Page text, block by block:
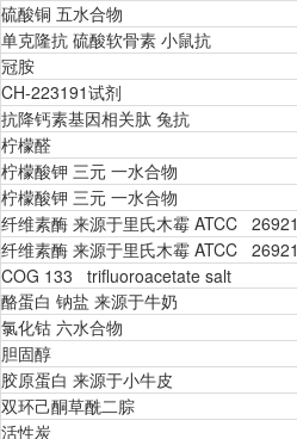
硫酸铜 五水合物
单克隆抗 硫酸软骨素 小鼠抗
冠胺
CH-223191试剂
抗降钙素基因相关肽 兔抗
柠檬醛
柠檬酸钾 三元 一水合物
柠檬酸钾 三元 一水合物
纤维素酶 来源于里氏木霉 ATCC
纤维素酶 来源于里氏木霉 ATCC
COG 133 trifluoroacetate salt
酪蛋白 钠盐 来源于牛奶
氯化钴 六水合物
胆固醇
胶原蛋白 来源于小牛皮
双环己酮草酰二腙
活性炭